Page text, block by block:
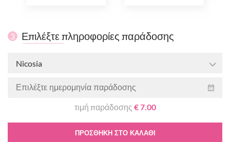
3 Επιλέξτε πληροφορίες παράδοσης
Nicosia
τιμή παράδοσης € 7.00
ΠΡΟΣΘΉΚΗ ΣΤΟ ΚΑΛΆΘΙ